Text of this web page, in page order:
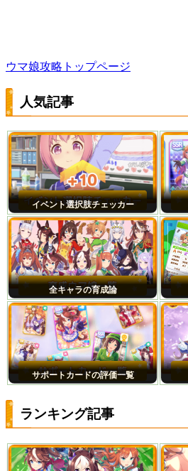
ウマ娘攻略トップページ
人気記事
イベント選択肢チェッカー
全キャラの育成論
サポートカードの評価一覧
ランキング記事